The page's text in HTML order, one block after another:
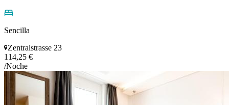
Sencilla
Zentralstrasse 23
114,25 €
/Noche